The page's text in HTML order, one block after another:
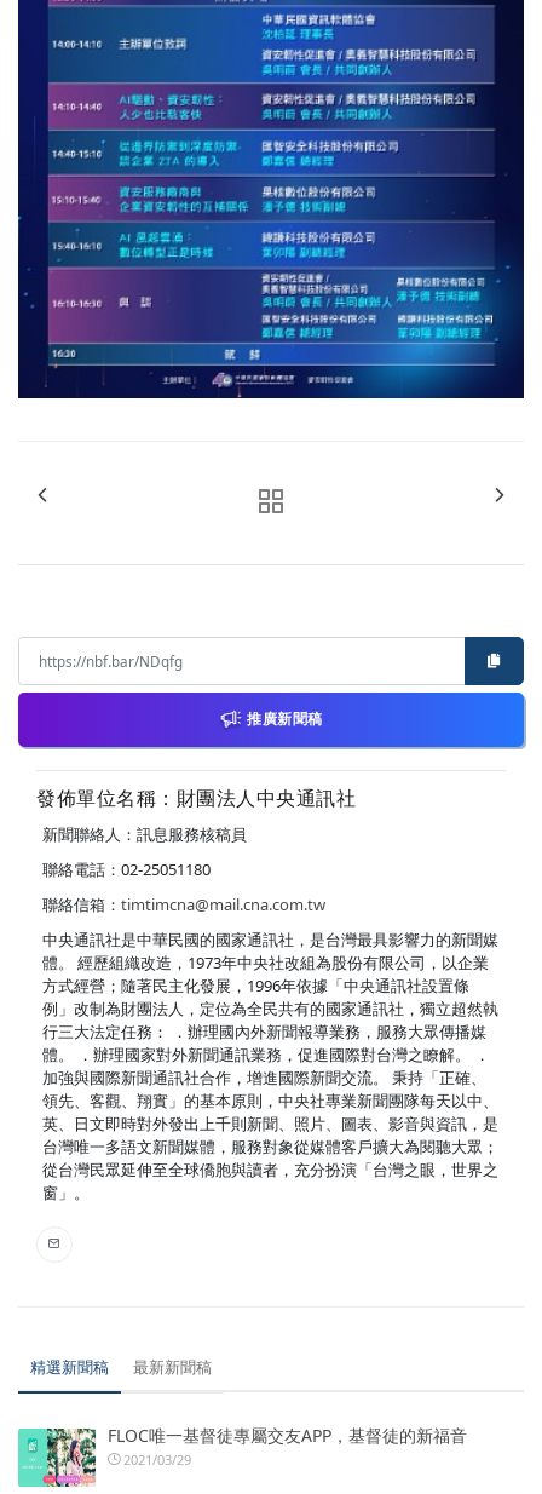
推廣新聞稿
發佈單位名稱：財團法人中央通訊社
新聞聯絡人：訊息服務核稿員
聯絡電話：02-25051180
聯絡信箱： timtimcna@mail.cna.com.tw
中央通訊社是中華民國的國家通訊社，是台灣最具影響力的新聞媒
體。 經歷組織改造，1973年中央社改組為股份有限公司，以企業
方式經營；隨著民主化發展，1996年依據「中央通訊社設置條
例」改制為財團法人，定位為全民共有的國家通訊社，獨立超然執
行三大法定任務： ．辦理國內外新聞報導業務，服務大眾傳播媒
體。 ．辦理國家對外新聞通訊業務，促進國際對台灣之瞭解。 ．
加強與國際新聞通訊社合作，增進國際新聞交流。 秉持「正確、
領先、客觀、翔實」的基本原則，中央社專業新聞團隊每天以中、
英、日文即時對外發出上千則新聞、照片、圖表、影音與資訊，是
台灣唯一多語文新聞媒體，服務對象從媒體客戶擴大為閱聽大眾；
從台灣民眾延伸至全球僑胞與讀者，充分扮演「台灣之眼，世界之
窗」。
精選新聞稿 最新新聞稿
FLOC唯一基督徒專屬交友APP，基督徒的新福音
2021/03/29